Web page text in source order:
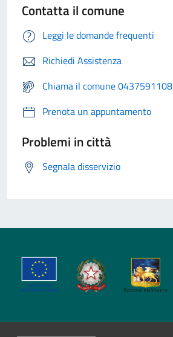
Contatta il comune
Leggi le domande frequenti
Richiedi Assistenza
Chiama il comune 0437591108
Prenota un appuntamento
Problemi in città
Segnala disservizio